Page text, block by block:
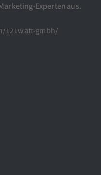
Experten aus.
121watt-gmbh/